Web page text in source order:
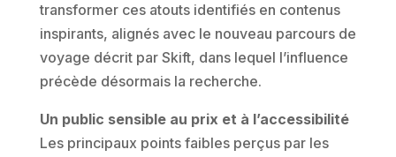
transformer ces atouts identifiés en contenus
inspirants, alignés avec le nouveau parcours de
voyage décrit par Skift, dans lequel l’influence
précède désormais la recherche.
Un public sensible au prix et à l’accessibilité
Les principaux points faibles perçus par les